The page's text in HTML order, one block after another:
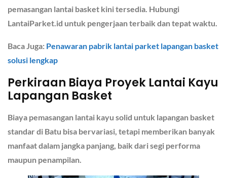
pemasangan lantai basket kini tersedia. Hubungi
LantaiParket.id untuk pengerjaan terbaik dan tepat waktu.
Baca Juga: Penawaran pabrik lantai parket lapangan basket
solusi lengkap
Perkiraan Biaya Proyek Lantai Kayu
Lapangan Basket
Biaya pemasangan lantai kayu solid untuk lapangan basket
standar di Batu bisa bervariasi, tetapi memberikan banyak
manfaat dalam jangka panjang, baik dari segi performa
maupun penampilan.